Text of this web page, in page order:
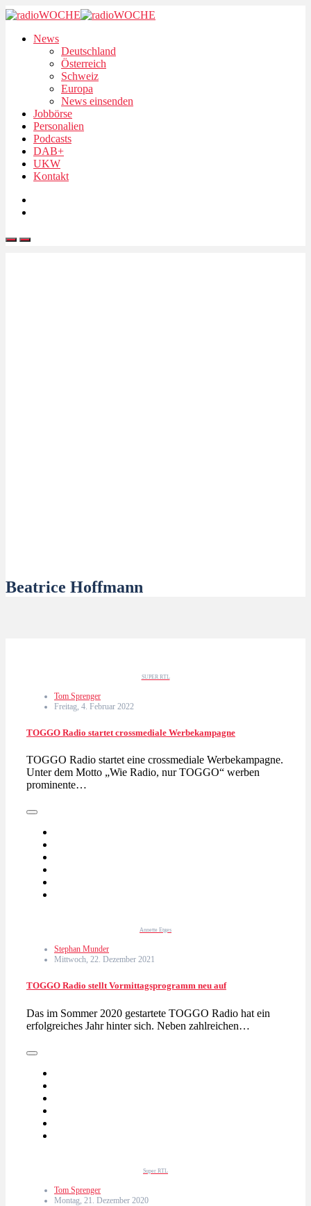
News
Deutschland
Österreich
Schweiz
Europa
News einsenden
Jobbörse
Personalien
Podcasts
DAB+
UKW
Kontakt
Beatrice Hoffmann
SUPER RTL
Tom Sprenger
Freitag, 4. Februar 2022
TOGGO Radio startet crossmediale Werbekampagne
TOGGO Radio startet eine crossmediale Werbekampagne.
Unter dem Motto „Wie Radio, nur TOGGO“ werben
prominente…
Annette Etges
Stephan Munder
Mittwoch, 22. Dezember 2021
TOGGO Radio stellt Vormittagsprogramm neu auf
Das im Sommer 2020 gestartete TOGGO Radio hat ein
erfolgreiches Jahr hinter sich. Neben zahlreichen…
Super RTL
Tom Sprenger
Montag, 21. Dezember 2020